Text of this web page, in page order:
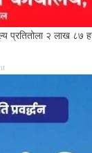
२ लाख ८७